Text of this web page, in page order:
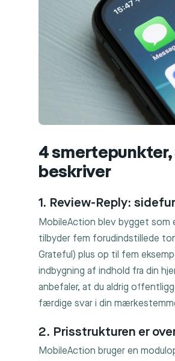
4
beskriver
1. Review-Reply:
MobileAction blev bygget
tilbyder fem forudindstillede
Grateful) plus op til fem
indbygning af indhold fra din
anbefaler, at du aldrig
færdige svar i din
2. Prisstrukturen er
MobileAction bruger en